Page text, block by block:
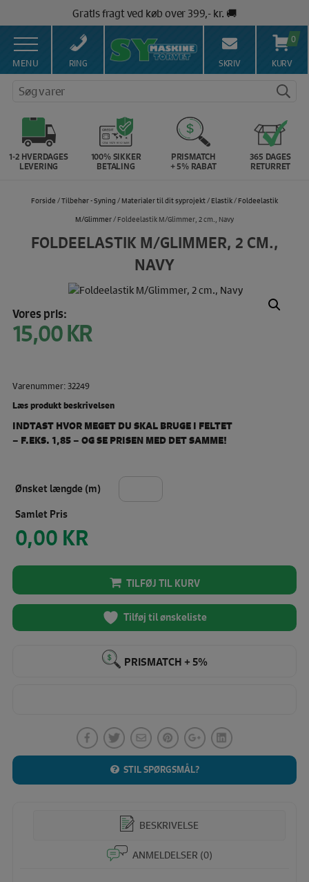
indholdet
Gratis fragt ved køb over 399,- kr. 🚚
Salg af symaskiner siden 1967 🥇
100% Dansk hjemmeside 👍
Brug for hjælp? Ring på 43 44 45 15 ☎️
Vi matcher alle danske priser 💰
MENU RING SKRIV
0
KURV
Søg varer
1-2 HVERDAGES
LEVERING
100% SIKKER
BETALING
PRISMATCH
+ 5% RABAT
365 DAGES
RETURRET
Forside /Tilbehør - Syning / Materialer til dit syprojekt/ Elastik/ Foldeelastik
M/Glimmer/ Foldeelastik M/Glimmer, 2 cm., Navy
FOLDEELASTIK M/GLIMMER, 2 CM.,
NAVY
Vores pris:
15,00KR
Varenummer: 32249
Læs produkt beskrivelsen
INDTAST HVOR MEGET DU SKAL BRUGE I FELTET
– F.EKS. 1,85 – OG SE PRISEN MED DET SAMME!
Ønsket længde (m)
Pris
TILFØJ TIL KURV
Tilføj til ønskeliste
PRISMATCH + 5%
STIL SPØRGSMÅL?
BESKRIVELSE
ANMELDELSER (0)